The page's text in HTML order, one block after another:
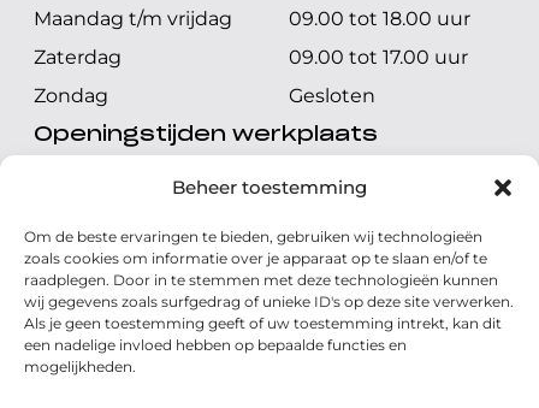
Beheer toestemming
Om de beste ervaringen te bieden, gebruiken wij technologieën
zoals cookies om informatie over je apparaat op te slaan en/of te
raadplegen. Door in te stemmen met deze technologieën kunnen
wij gegevens zoals surfgedrag of unieke ID's op deze site verwerken.
Als je geen toestemming geeft of uw toestemming intrekt, kan dit
een nadelige invloed hebben op bepaalde functies en
mogelijkheden.
Maandag t/m vrijdag
09.00 tot 18.00 uur
Zaterdag
09.00 tot 17.00 uur
Zondag
Gesloten
Openingstijden werkplaats
Maandag t/m vrijdag
08.00 tot 17.00 uur
Zondag
Gesloten
Volg ons